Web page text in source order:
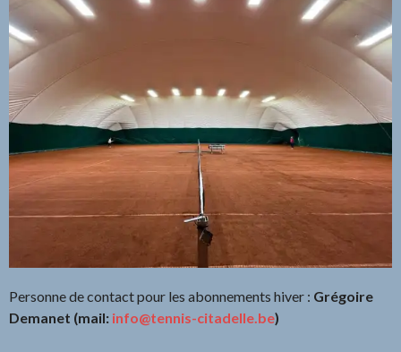
Personne de contact pour les abonnements hiver : Grégoire
Demanet (mail: info@tennis-citadelle.be)